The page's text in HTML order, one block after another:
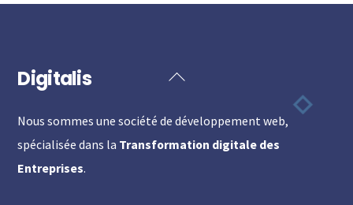
Back
Top
Digitalis
Nous sommes une société de développement web,
spécialisée dans la Transformation digitale des
Entreprises.